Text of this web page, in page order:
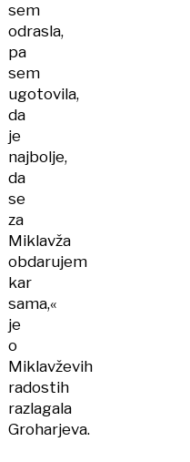
sem
odrasla,
pa
sem
ugotovila,
da
je
najbolje,
da
se
za
Miklavža
obdarujem
kar
sama,«
je
o
Miklavževih
radostih
razlagala
Groharjeva.